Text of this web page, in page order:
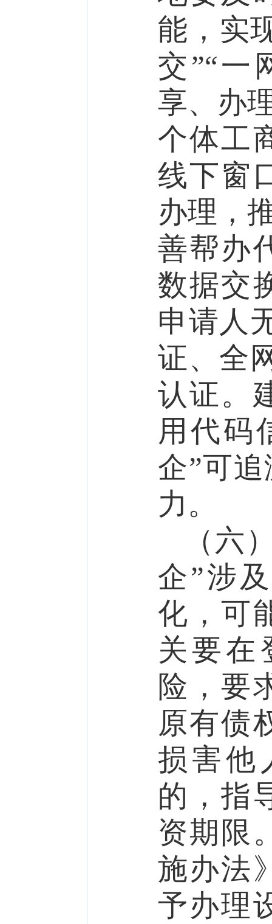
能，实
交”“一
享、办
个体工
线下窗
办理 ，
善帮办
数据交
申请人
证、全
认证。
用代码
企”可
力。
（六
企”涉
化，可
关要在
险，要
原有债
损害他
的，指
资期限
施办法
予办理